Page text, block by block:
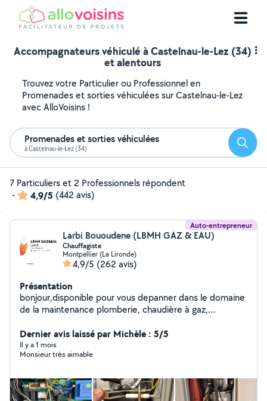
Accompagnateurs véhiculé à Castelnau-le-Lez (34)
et alentours
Trouvez votre Particulier ou Professionnel en
Promenades et sorties véhiculées sur Castelnau-le-Lez
avec AlloVoisins !
Promenades et sorties véhiculées
à Castelnau-le-Lez (34)
7 Particuliers et 2 Professionnels répondent
-
4,9/5 (442 avis)
Auto-entrepreneur
Larbi Bououdene (LBMH GAZ & EAU)
Chauffagiste
Montpellier (La Lironde)
4,9/5 (262 avis)
Présentation
bonjour,disponible pour vous depanner dans le domaine
de la maintenance plomberie, chaudière à gaz,
sdb . Réparation fuite d'eau. Remplacement mécanisme
wc.
Dernier avis laissé par Michèle : 5/5
Il y a 1 mois
Monsieur très aimable